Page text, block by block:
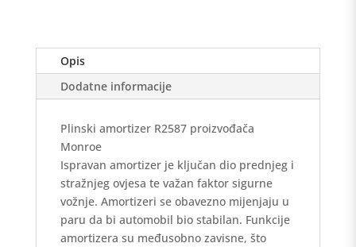
Opis
Dodatne informacije
Plinski amortizer R2587 proizvođača
Monroe
Ispravan amortizer je ključan dio prednjeg i
stražnjeg ovjesa te važan faktor sigurne
vožnje. Amortizeri se obavezno mijenjaju u
paru da bi automobil bio stabilan. Funkcije
amortizera su međusobno zavisne, što